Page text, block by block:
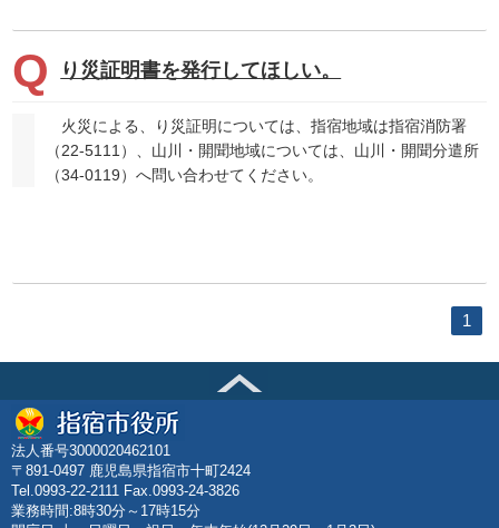
り災証明書を発行してほしい。
火災による、り災証明については、指宿地域は指宿消防署
（22-5111）、山川・開聞地域については、山川・開聞分遣所
（34-0119）へ問い合わせてください。
1
法人番号3000020462101
〒891-0497 鹿児島県指宿市十町2424
Tel.0993-22-2111 Fax.0993-24-3826
業務時間:8時30分～17時15分